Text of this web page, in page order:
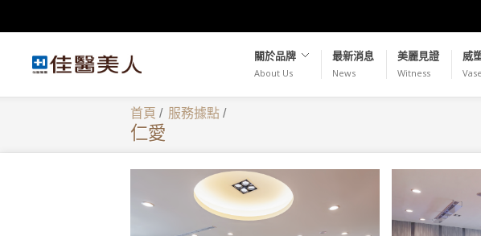
關於品牌
About Us
最新消息
News
美麗見證
Witness
威
首頁 / 服務據點 /
仁愛